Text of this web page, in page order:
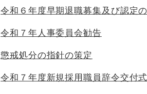
令和６年度早期退職募集及び認定
令和７年人事委員会勧告
懲戒処分の指針の策定
令和７年度新規採用職員辞令交付